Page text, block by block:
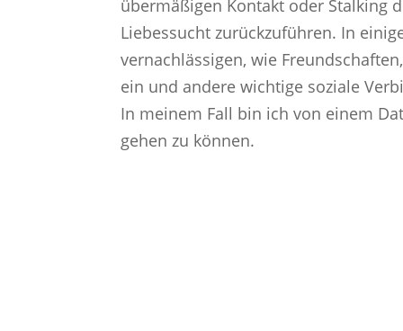
übermäßigen Kontakt oder Stalking
Liebessucht zurückzuführen. In
vernachlässigen, wie
ein und andere wichtige soziale
In meinem Fall bin ich von einem
gehen zu können.